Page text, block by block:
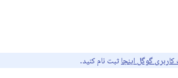
گوگل اینجا ثبت نام کنید.